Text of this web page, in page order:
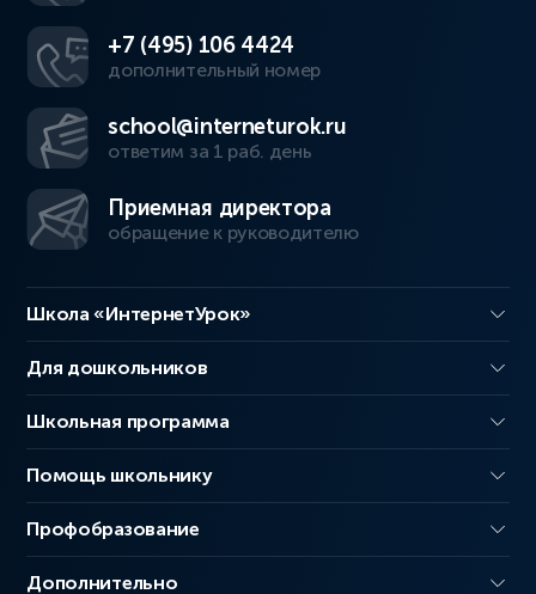
+7 (495) 106 4424
дополнительный номер
school@interneturok.ru
ответим за 1 раб. день
Приемная директора
обращение к руководителю
Школа «ИнтернетУрок»
Для дошкольников
Школьная программа
Помощь школьнику
Профобразование
Дополнительно